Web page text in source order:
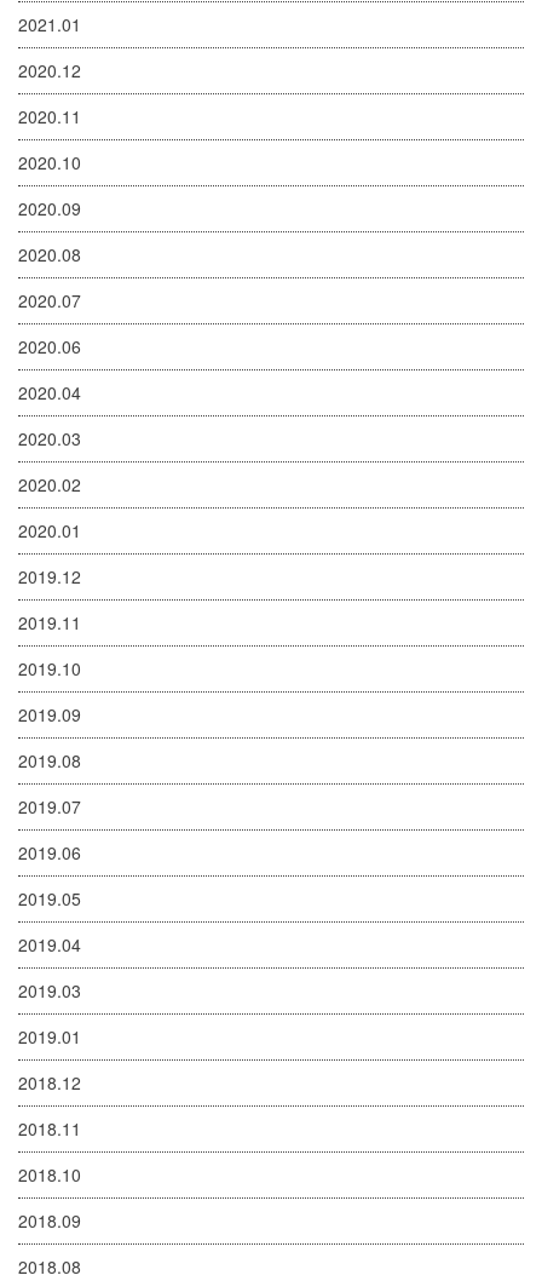
2021.01
2020.12
2020.11
2020.10
2020.09
2020.08
2020.07
2020.06
2020.04
2020.03
2020.02
2020.01
2019.12
2019.11
2019.10
2019.09
2019.08
2019.07
2019.06
2019.05
2019.04
2019.03
2019.01
2018.12
2018.11
2018.10
2018.09
2018.08